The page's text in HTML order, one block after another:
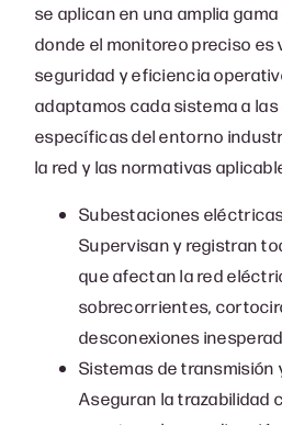
se aplican en una amplia
donde el monitoreo preciso es
seguridad y eficiencia
adaptamos cada sistema a
específicas del entorno
la red y las normativas
Subestaciones
Supervisan y registran
que afectan la red
sobrecorrientes,
desconexiones
Sistemas de transmisión
Aseguran la trazabilidad